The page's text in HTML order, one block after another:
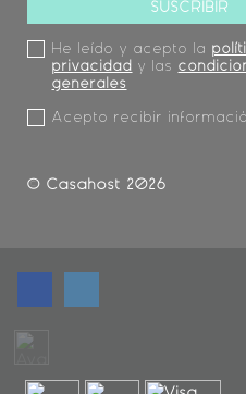
He leído y acepto la
privacidad y las
generales
Acepto recibir
© Casahost 2026